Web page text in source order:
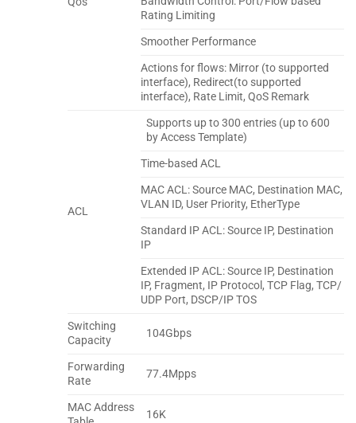
Rating Limiting
Smoother Performance
Actions for flows: Mirror (to supported
interface), Redirect(to supported
interface), Rate Limit, QoS Remark
ACL
Supports up to 300 entries (up to 600
by Access Template)
Time-based ACL
MAC ACL: Source MAC, Destination MAC,
VLAN ID, User Priority, EtherType
Standard IP ACL: Source IP, Destination
IP
Extended IP ACL: Source IP, Destination
IP, Fragment, IP Protocol, TCP Flag, TCP/
UDP Port, DSCP/IP TOS
Switching
Capacity
104Gbps
Forwarding
Rate
77.4Mpps
MAC Address
16K